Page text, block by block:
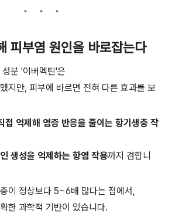
피부염 원인을 바로잡는다
분 '이버멕틴'은
지만, 피부에 바르면 전혀 다른 효과를 보
접 억제해 염증 반응을 줄이는 항기생충 작
생성을 억제하는 항염 작용까지 겸합니
이 정상보다 5~6배 많다는 점에서,
한 과학적 기반이 있습니다.